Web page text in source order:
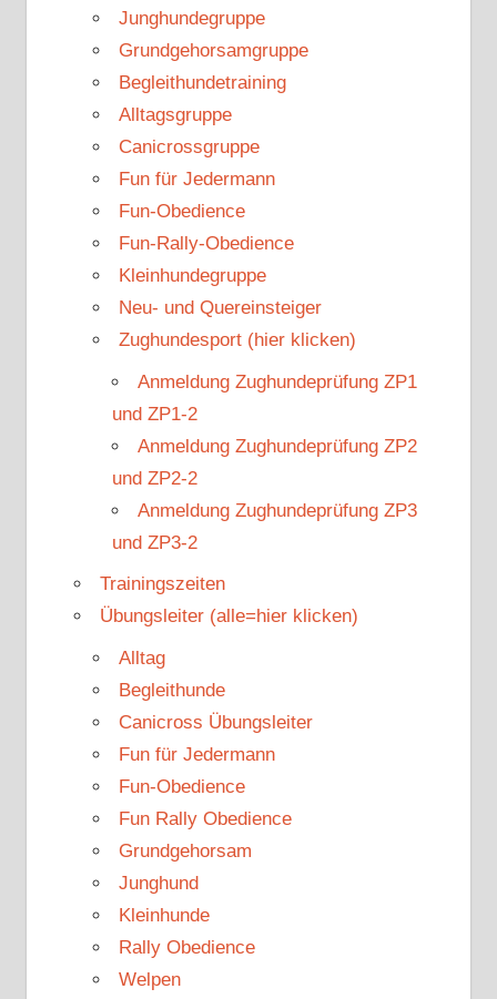
Junghundegruppe
Grundgehorsamgruppe
Begleithundetraining
Alltagsgruppe
Canicrossgruppe
Fun für Jedermann
Fun-Obedience
Fun-Rally-Obedience
Kleinhundegruppe
Neu- und Quereinsteiger
Zughundesport (hier klicken)
Anmeldung Zughundeprüfung ZP1
und ZP1-2
Anmeldung Zughundeprüfung ZP2
und ZP2-2
Anmeldung Zughundeprüfung ZP3
und ZP3-2
Trainingszeiten
Übungsleiter (alle=hier klicken)
Alltag
Begleithunde
Canicross Übungsleiter
Fun für Jedermann
Fun-Obedience
Fun Rally Obedience
Grundgehorsam
Junghund
Kleinhunde
Rally Obedience
Welpen